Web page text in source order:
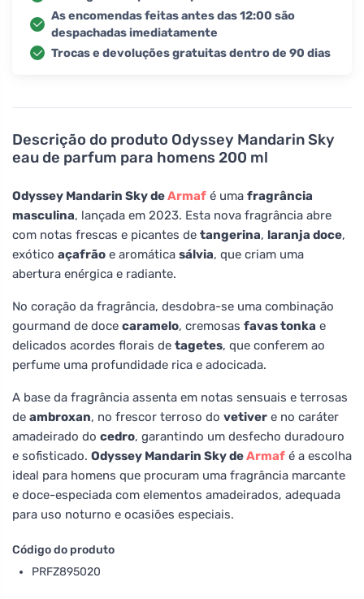
Descrição do produto Odyssey Mandarin Sky
eau de parfum para homens 200 ml
Odyssey Mandarin Sky deArmaf é uma fragrância
masculina, lançada em 2023. Esta nova fragrância abre
com notas frescas e picantes de tangerina, laranja doce,
exótico açafrão e aromática sálvia, que criam uma
abertura enérgica e radiante.
No coração da fragrância, desdobra-se uma combinação
gourmand de doce caramelo, cremosas favas tonka e
delicados acordes florais de tagetes, que conferem ao
perfume uma profundidade rica e adocicada.
A base da fragrância assenta em notas sensuais e terrosas
de ambroxan, no frescor terroso do vetiver e no caráter
amadeirado do cedro, garantindo um desfecho duradouro
e sofisticado. Odyssey Mandarin Sky deArmaf é a escolha
ideal para homens que procuram uma fragrância marcante
e doce-especiada com elementos amadeirados, adequada
para uso noturno e ocasiões especiais.
Código do produto
PRFZ895020
As encomendas feitas antes das 12:00 são
despachadas imediatamente
Trocas e devoluções gratuitas dentro de 90 dias